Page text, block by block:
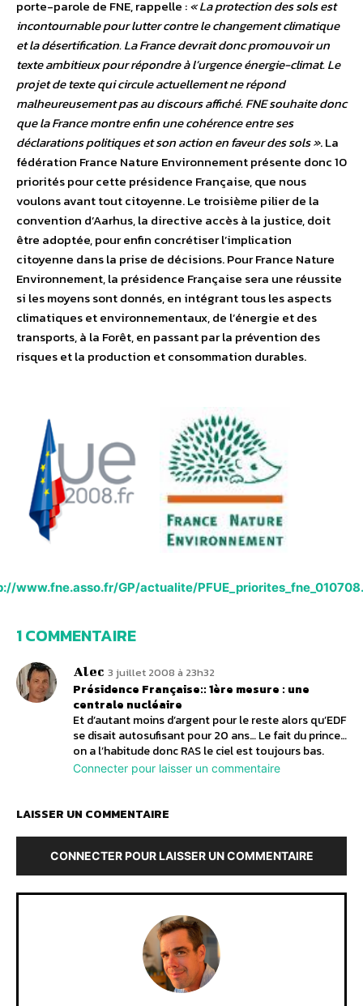
porte-parole de FNE, rappelle :« La protection des sols est
incontournable pour lutter contre le changement climatique
et la désertification. La France devrait donc promouvoir un
texte ambitieux pour répondre à l’urgence énergie-climat. Le
projet de texte qui circule actuellement ne répond
malheureusement pas au discours affiché. FNE souhaite donc
que la France montre enfin une cohérence entre ses
déclarations politiques et son action en faveur des sols ». La
fédération France Nature Environnement présente donc 10
priorités pour cette présidence Française, que nous
voulons avant tout citoyenne. Le troisième pilier de la
convention d’Aarhus, la directive accès à la justice, doit
être adoptée, pour enfin concrétiser l’implication
citoyenne dans la prise de décisions. Pour France Nature
Environnement, la présidence Française sera une réussite
si les moyens sont donnés, en intégrant tous les aspects
climatiques et environnementaux, de l’énergie et des
transports, à la Forêt, en passant par la prévention des
risques et la production et consommation durables.
www.fne.asso.fr/GP/actualite/
1 COMMENTAIRE
Alec 3 juillet 2008 à 23h32
Présidence Française:: 1ère mesure : une
centrale nucléaire
Et d’autant moins d’argent pour le reste alors qu’EDF
se disait autosufisant pour 20 ans… Le fait du prince…
on a l’habitude donc RAS le ciel est toujours bas.
Connecter pour laisser un commentaire
LAISSER UN COMMENTAIRE
CONNECTER POUR LAISSER UN COMMENTAIRE